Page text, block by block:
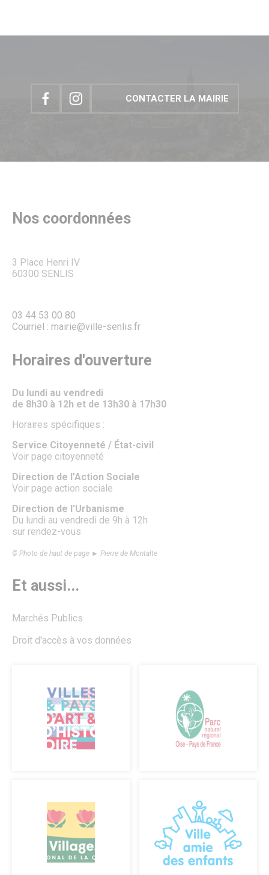
CONTACTER LA MAIRIE
Nos coordonnées
3 Place Henri IV
60300 SENLIS
03 44 53 00 80
Courriel : mairie@ville-senlis.fr
Horaires d'ouverture
Du lundi au vendredi
de 8h30 à 12h et de 13h30 à 17h30
Horaires spécifiques :
Service Citoyenneté / État-civil
Voir page citoyenneté
Direction de l’Action Sociale
Voir page action sociale
Direction de l’Urbanisme
Du lundi au vendredi de 9h à 12h
sur rendez-vous
© Photo de haut de page ► Pierre de Montalte
Et aussi...
Marchés Publics
Droit d'accès à vos données